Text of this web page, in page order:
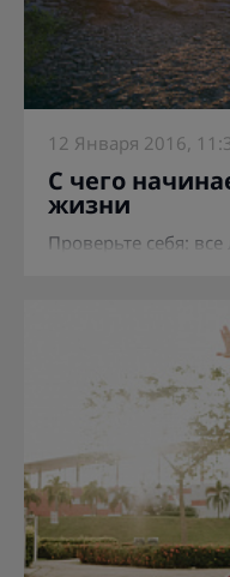
12 Января 2016,
С чего
жизни
Проверьте себя: все